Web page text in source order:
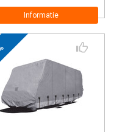
Informatie